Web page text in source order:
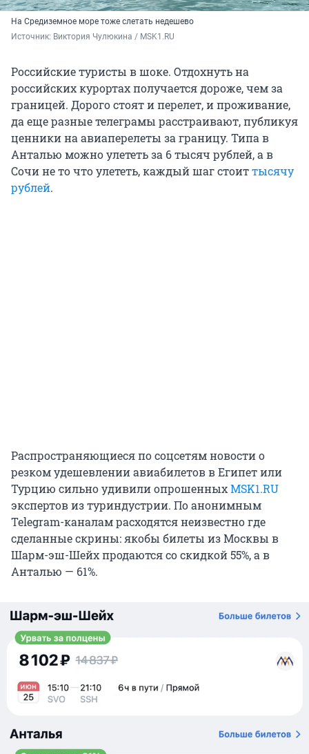
На Средиземное море тоже слетать недешево
Источник: Виктория Чулюкина / MSK1.RU
Российские туристы в шоке. Отдохнуть на
российских курортах получается дороже, чем за
границей. Дорого стоят и перелет, и проживание,
да еще разные телеграмы расстраивают, публикуя
ценники на авиаперелеты за границу. Типа в
Анталью можно улететь за 6 тысяч рублей, а в
Сочи не то что улететь, каждый шаг стоиттысячу
рублей.
Распространяющиеся по соцсетям новости о
резком удешевлении авиабилетов в Египет или
Турцию сильно удивили опрошенныхMSK1.RU
экспертов из туриндустрии. По анонимным
Telegram-каналам расходятся неизвестно где
сделанные скрины: якобы билеты из Москвы в
Шарм-эш-Шейх продаются со скидкой 55%, а в
Анталью — 61%.